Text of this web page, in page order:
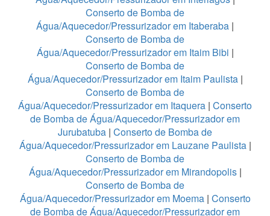
Conserto de Bomba de
Água/Aquecedor/Pressurizador em Itaberaba |
Conserto de Bomba de
Água/Aquecedor/Pressurizador em Itaim Bibi |
Conserto de Bomba de
Água/Aquecedor/Pressurizador em Itaim Paulista |
Conserto de Bomba de
Água/Aquecedor/Pressurizador em Itaquera | Conserto
de Bomba de Água/Aquecedor/Pressurizador em
Jurubatuba | Conserto de Bomba de
Água/Aquecedor/Pressurizador em Lauzane Paulista |
Conserto de Bomba de
Água/Aquecedor/Pressurizador em Mirandopolis|
Conserto de Bomba de
Água/Aquecedor/Pressurizador em Moema| Conserto
de Bomba de Água/Aquecedor/Pressurizador em